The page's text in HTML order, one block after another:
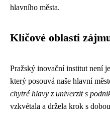
hlavního města.
Klíčové oblasti
Pražský inovační institut není
který posouvá naše hlavní
chytré hlavy z univerzit s
vzkvétala a držela krok s